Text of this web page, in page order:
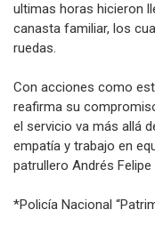
ultimas horas hicieron
canasta familiar, los
ruedas.
Con acciones como
reafirma su
el servicio va más allá
empatía y trabajo en
patrullero Andrés
*Policía Nacional